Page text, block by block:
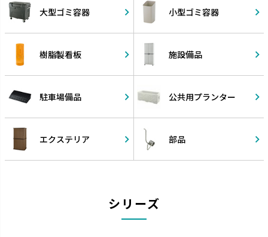
大型ゴミ容器 小型ゴミ容器
樹脂製看板 施設備品
駐車場備品 公共用プランター
エクステリア 部品
シリーズ